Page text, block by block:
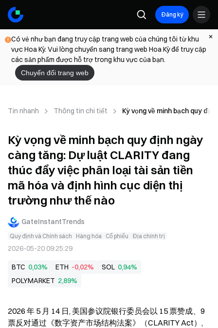
Đăng ký
Có vẻ như bạn đang truy cập trang web của chúng tôi từ khu
vực Hoa Kỳ. Vui lòng chuyển sang trang web Hoa Kỳ để truy cập
các sản phẩm được hỗ trợ trong khu vực của bạn.
Chuyển đổi trang web
Tin nhanh Thông tin chi tiết Kỳ vọng về minh bạch quy
Kỳ vọng về minh bạch quy định ngày
càng tăng: Dự luật CLARITY đang
thúc đẩy việc phân loại tài sản tiền
mã hóa và định hình cục diện thị
trường như thế nào
GateInstantTrends
Quy định và Chính sách Hàng hóa Cổ phiếu Địa chính trị
2026-05-20 09:25:29
BTC 0,03% ETH -0,02% SOL 0,94%
POLYMARKET 2,89%
2026 年 5 月 14 日, 美国参议院银行委员会以 15 票赞成、9
票反对通过《数字资产市场结构法案》（CLARITY Act）,